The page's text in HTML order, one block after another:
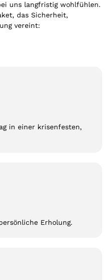
uns langfristig wohlfühlen.
das Sicherheit,
vereint:
in einer krisenfesten,
Erholung.